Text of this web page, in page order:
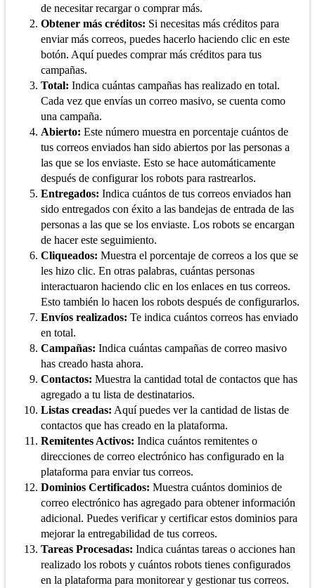
de necesitar recargar o comprar más.
Obtener más créditos: Si necesitas más créditos para
enviar más correos, puedes hacerlo haciendo clic en este
botón. Aquí puedes comprar más créditos para tus
campañas.
Total: Indica cuántas campañas has realizado en total.
Cada vez que envías un correo masivo, se cuenta como
una campaña.
Abierto: Este número muestra en porcentaje cuántos de
tus correos enviados han sido abiertos por las personas a
las que se los enviaste. Esto se hace automáticamente
después de configurar los robots para rastrearlos.
Entregados: Indica cuántos de tus correos enviados han
sido entregados con éxito a las bandejas de entrada de las
personas a las que se los enviaste. Los robots se encargan
de hacer este seguimiento.
Cliqueados: Muestra el porcentaje de correos a los que se
les hizo clic. En otras palabras, cuántas personas
interactuaron haciendo clic en los enlaces en tus correos.
Esto también lo hacen los robots después de configurarlos.
Envíos realizados: Te indica cuántos correos has enviado
en total.
Campañas: Indica cuántas campañas de correo masivo
has creado hasta ahora.
Contactos: Muestra la cantidad total de contactos que has
agregado a tu lista de destinatarios.
Listas creadas: Aquí puedes ver la cantidad de listas de
contactos que has creado en la plataforma.
Remitentes Activos: Indica cuántos remitentes o
direcciones de correo electrónico has configurado en la
plataforma para enviar tus correos.
Dominios Certificados: Muestra cuántos dominios de
correo electrónico has agregado para obtener información
adicional. Puedes verificar y certificar estos dominios para
mejorar la entregabilidad de tus correos.
Tareas Procesadas: Indica cuántas tareas o acciones han
realizado los robots y cuántos robots tienes configurados
en la plataforma para monitorear y gestionar tus correos.